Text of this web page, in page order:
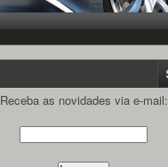
Receba as novidades via e-mail: